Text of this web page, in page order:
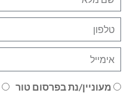
מעוניין/נת בפרסום טור